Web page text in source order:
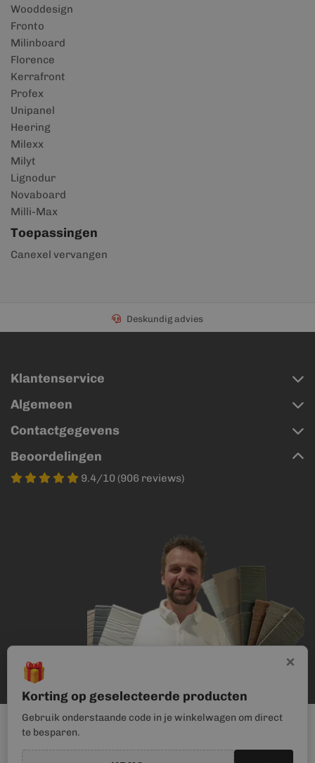
Wooddesign
Fronto
Milinboard
Florence
Kerrafront
Profex
Unipanel
Heering
Milexx
Milyt
Lignodur
Novaboard
Milli-Max
Toepassingen
Canexel vervangen
Deskundig advies
Klantenservice
Algemeen
Contactgegevens
Beoordelingen
9.4/10 (906 reviews)
×
🎁
Korting op geselecteerde producten
Gebruik onderstaande code in je winkelwagen om direct
te besparen.